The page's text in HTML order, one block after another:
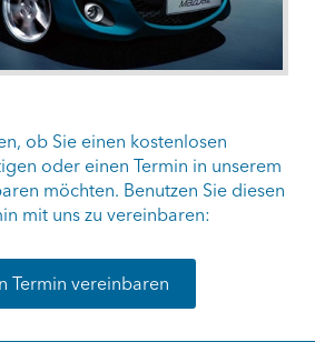
ob Sie einen kostenlosen
oder einen Termin in unserem
möchten. Benutzen Sie diesen
mit uns zu vereinbaren:
Termin vereinbaren